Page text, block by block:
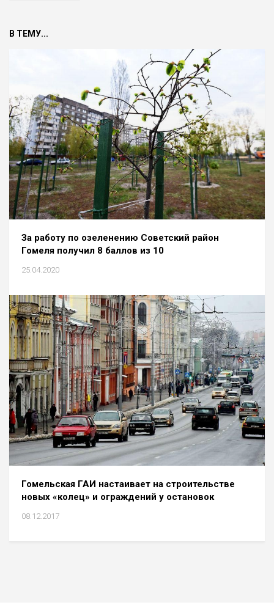
В ТЕМУ...
За работу по озеленению Советский район
Гомеля получил 8 баллов из 10
25.04.2020
Гомельская ГАИ настаивает на строительстве
новых «колец» и ограждений у остановок
08.12.2017